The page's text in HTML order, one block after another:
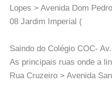
Lopes > Avenida Dom
08 Jardim Imperial (
Saindo do Colégio COC-
As principais ruas onde a
Rua Cruzeiro > Avenida